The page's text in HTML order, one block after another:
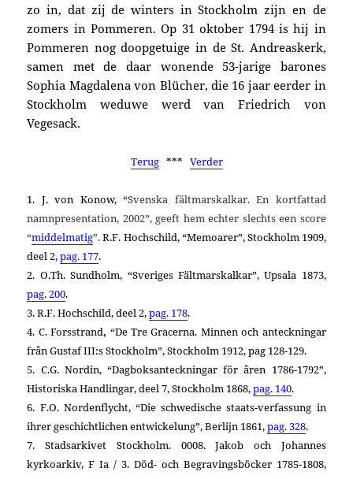
zo in, dat zij de winters in Stockholm zijn en de
zomers in Pommeren. Op 31 oktober 1794 is hij in
Pommeren nog doopgetuige in de St. Andreaskerk,
samen met de daar wonende 53-jarige barones
Sophia Magdalena von Blücher, die 16 jaar eerder in
Stockholmweduwe werd van Friedrich von
Vegesack.
Terug*** Verder
1. J. von Konow, “Svenska fältmarskalkar. En kortfattad
namnpresentation, 2002”, geeft hem echter slechts een score
“middelmatig”.R.F. Hochschild,“Memoarer”, Stockholm 1909,
deel 2,pag. 177.
2. O.Th. Sundholm, “Sveriges Fältmarskalkar”, Upsala 1873,
pag. 200.
3. R.F. Hochschild, deel 2,pag. 178.
4. C. Forsstrand, “De Tre Gracerna. Minnen och anteckningar
från Gustaf III:s Stockholm”, Stockholm 1912, pag 128-129.
5. C.G. Nordin, “Dagboksanteckningar för åren 1786-1792”,
Historiska Handlingar, deel 7, Stockholm 1868,pag. 140.
6. F.O. Nordenflycht, “Die schwedische staats-verfassung in
ihrer geschichtlichen entwickelung”, Berlijn 1861,pag. 328.
7. Stadsarkivet Stockholm. 0008. Jakob och Johannes
kyrkoarkiv, F Ia / 3. Död- och Begravingsböcker 1785-1808,